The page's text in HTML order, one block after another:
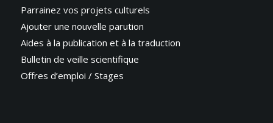
Parrainez vos projets culturels
Ajouter une nouvelle parution
Aides à la publication et à la traduction
Bulletin de veille scientifique
Offres d’emploi / Stages